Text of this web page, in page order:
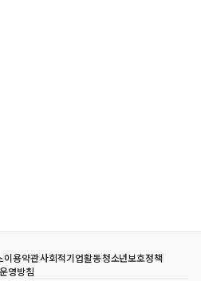
이용약관사회적기업활동청소년보호정책
영방침